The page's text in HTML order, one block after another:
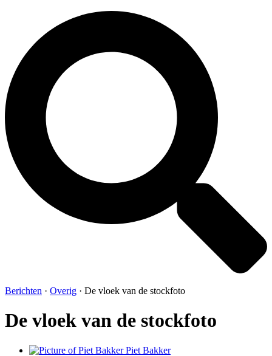
Berichten · Overig · De vloek van de stockfoto
De vloek van de stockfoto
Piet Bakker